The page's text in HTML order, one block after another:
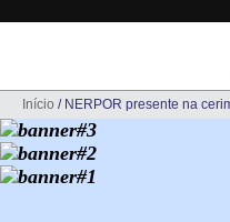
Início / NERPOR presente na